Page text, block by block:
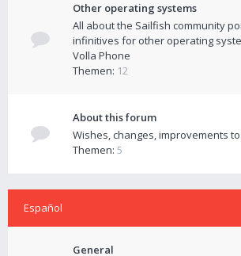
Other operating systems
All about the Sailfish community
infinitives for other operating
Volla Phone
Themen: 12
About this forum
Wishes, changes, improvements
Themen: 5
Español
General